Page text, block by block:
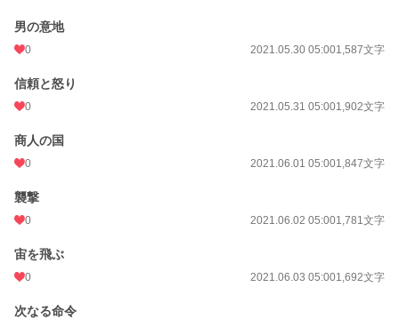
男の意地
0 2021.05.30 05:001,587文字
信頼と怒り
0 2021.05.31 05:001,902文字
商人の国
0 2021.06.01 05:001,847文字
襲撃
0 2021.06.02 05:001,781文字
宙を飛ぶ
0 2021.06.03 05:001,692文字
次なる命令